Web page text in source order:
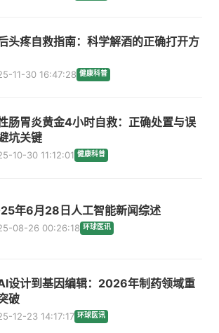
头疼自救指南：科学解酒的正确打开方
11-30 16:47:28 健康科普
肠胃炎黄金4小时自救：正确处置与误
坑关键
10-30 11:12:01 健康科普
年6月28日人工智能新闻综述
08-26 00:26:18 环球医讯
设计到基因编辑：2026年制药领域重
破
12-23 14:17:17 环球医讯